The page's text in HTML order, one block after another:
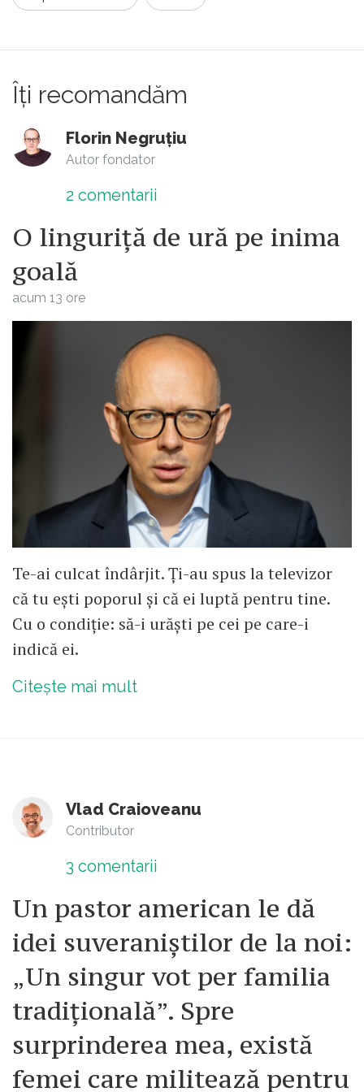
N-ai bani de control medical, afli prea târziu
E GREU SA FII SARAC. SĂRĂCIA este
pedepsita în România NU ajutata.
Îți recomandăm
Florin Negruțiu
Autor fondator
2 comentarii
O linguriță de ură pe inima
goală
acum 13 ore
Te-ai culcat îndârjit. Ți-au spus la televizor
că tu ești poporul și că ei luptă pentru tine.
Cu o condiție: să-i urăști pe cei pe care-i
indică ei.
Citește mai mult
Vlad Craioveanu
Contributor
3 comentarii
Un pastor american le dă
idei suveraniștilor de la noi:
„Un singur vot per familia
tradițională”. Spre
surprinderea mea, există
femei care militează pentru